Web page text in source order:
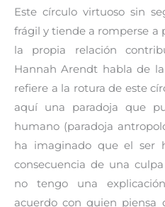
Este círculo virtuoso sin
frágil y tiende a romperse a
la propia relación
Hannah Arendt habla de
refiere a la rotura de este
aquí una paradoja que
humano (paradoja
ha imaginado que el ser
consecuencia de una
no tengo una
acuerdo con quien piensa